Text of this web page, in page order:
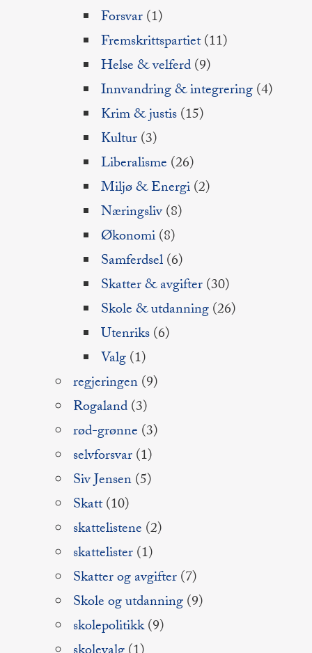
Forsvar(1)
Fremskrittspartiet(11)
Helse & velferd(9)
Innvandring & integrering(4)
Krim & justis(15)
Kultur(3)
Liberalisme (26)
Miljø & Energi(2)
Næringsliv(8)
Økonomi(8)
Samferdsel(6)
Skatter & avgifter(30)
Skole & utdanning(26)
Utenriks(6)
Valg(1)
regjeringen(9)
Rogaland(3)
rød-grønne (3)
selvforsvar(1)
Siv Jensen(5)
Skatt(10)
skattelistene (2)
skattelister(1)
Skatter og avgifter(7)
Skole og utdanning(9)
skolepolitikk(9)